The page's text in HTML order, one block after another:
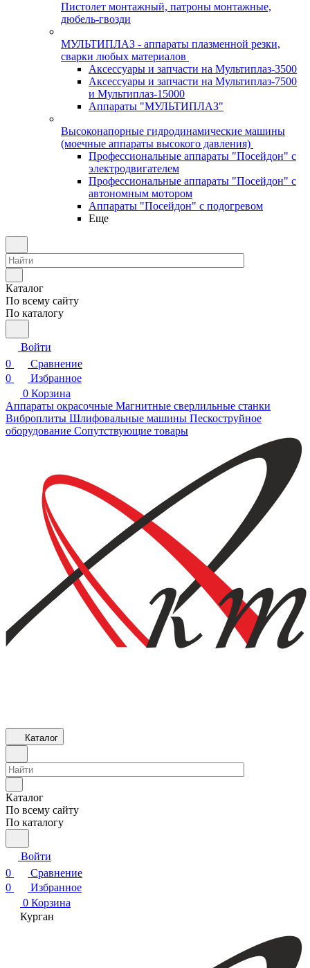
Пистолет монтажный, патроны монтажные,
дюбель-гвозди
МУЛЬТИПЛАЗ - аппараты плазменной резки,
сварки любых материалов
Аксессуары и запчасти на Мультиплаз-3500
Аксессуары и запчасти на Мультиплаз-7500
и Мультиплаз-15000
Аппараты "МУЛЬТИПЛАЗ"
Высоконапорные гидродинамические машины
(моечные аппараты высокого давления)
Профессиональные аппараты "Посейдон" с
электродвигателем
Профессиональные аппараты "Посейдон" с
автономным мотором
Аппараты "Посейдон" с подогревом
Еще
Каталог
По всему сайту
По каталогу
Войти
0
Сравнение
0
Избранное
0 Корзина
Аппараты окрасочные Магнитные сверлильные станки
Виброплиты Шлифовальные машины Пескоструйное
оборудование Сопутствующие товары
Каталог
Каталог
По всему сайту
По каталогу
Войти
0
Сравнение
0
Избранное
0 Корзина
Курган